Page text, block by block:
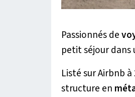
Passionnés de
petit séjour dans
Listé sur Airbnb à
structure en